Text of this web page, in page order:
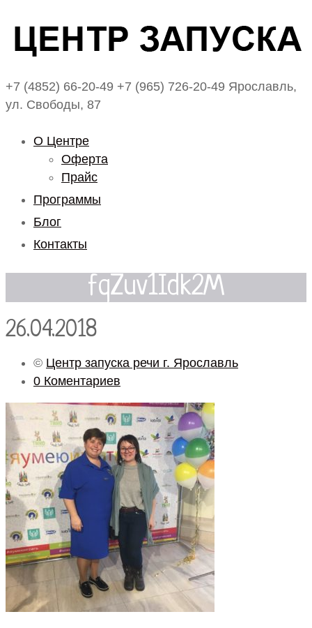
+7 (4852) 66-20-49 +7 (965) 726-20-49 Ярославль,
ул. Свободы, 87
О Центре
Оферта
Прайс
Программы
Блог
Контакты
fqZuv1Idk2M
26.04.2018
© Центр запуска речи г. Ярославль
0 Коментариев